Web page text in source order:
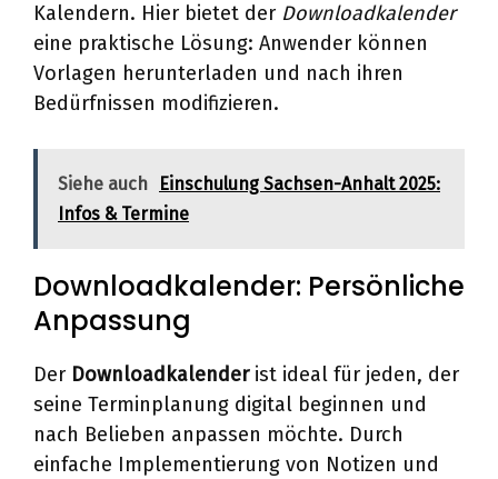
Kalendern. Hier bietet der Downloadkalender
eine praktische Lösung: Anwender können
Vorlagen herunterladen und nach ihren
Bedürfnissen modifizieren.
Siehe auch
Einschulung Sachsen-Anhalt 2025:
Infos & Termine
Downloadkalender: Persönliche
Anpassung
Der Downloadkalenderist ideal für jeden, der
seine Terminplanung digital beginnen und
nach Belieben anpassen möchte. Durch
einfache Implementierung von Notizen und